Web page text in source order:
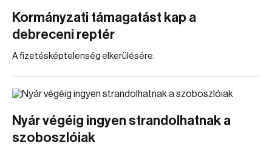
Kormányzati támagatást kap a
debreceni reptér
A fizetésképtelenség elkerülésére.
Nyár végéig ingyen strandolhatnak a
szoboszlóiak